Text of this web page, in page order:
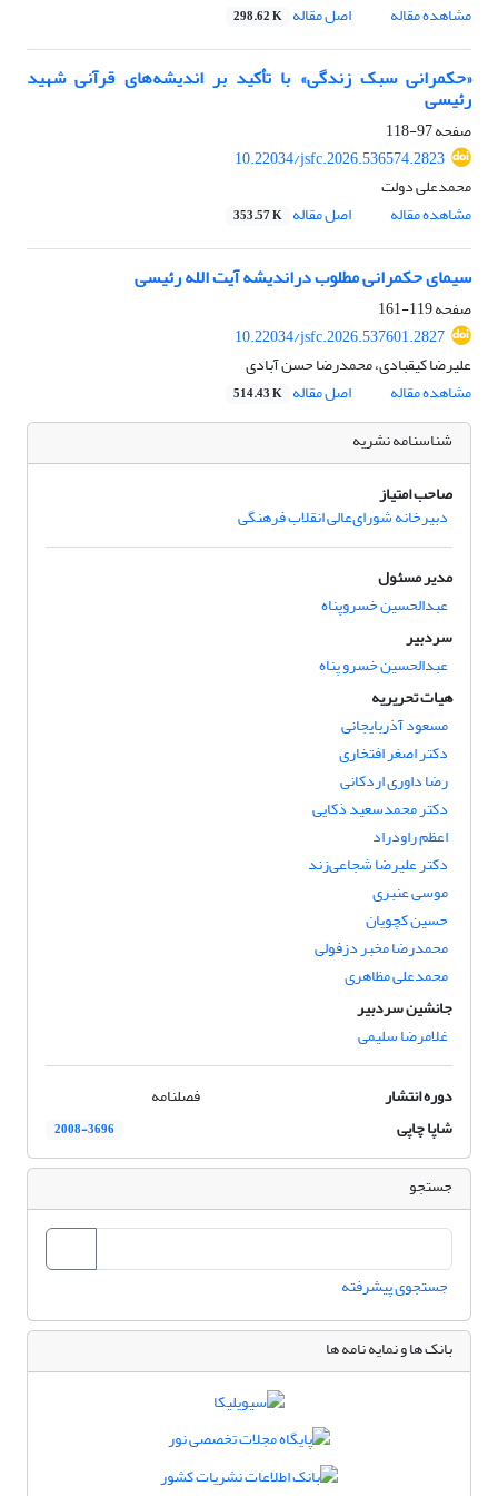
مشاهده مقاله
اصل مقاله 298.62 K
«حکمرانی سبک زندگی» با تأکید بر اندیشه‌های قرآنی شهید
رئیسی
صفحه97-118
10.22034/jsfc.2026.536574.2823
محمدعلی دولت
مشاهده مقاله
اصل مقاله 353.57 K
سیمای حکمرانی مطلوب دراندیشه آیت الله رئیسی
صفحه119-161
10.22034/jsfc.2026.537601.2827
علیرضا کیقبادی، محمدرضا حسن آبادی
مشاهده مقاله
اصل مقاله 514.43 K
شناسنامه نشریه
صاحب امتیاز
دبیرخانه شورای‌عالی انقلاب فرهنگی
مدیر مسئول
عبدالحسین خسروپناه
سردبیر
عبدالحسین خسرو پناه
هیات تحریریه
مسعود آذربایجانی
دکتر اصغر افتخاری
رضا داوری اردکانی
دکتر محمدسعید ذکایی
اعظم راودراد
دکتر علیرضا شجاعی‌زند
موسی عنبری
حسین کچویان
محمدرضا مخبر دزفولی
محمدعلی مظاهری
جانشین سردبیر
غلامرضا سلیمی
دوره انتشار
فصلنامه
شاپا چاپی
2008-3696
جستجو
جستجوی پیشرفته
بانک ها و نمایه نامه ها